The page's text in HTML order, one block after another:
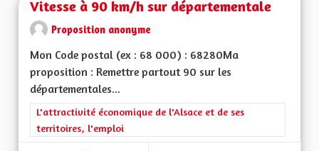
Vitesse à 90 km/h sur départementale
Proposition anonyme
Mon Code postal (ex : 68 000) : 68280Ma
proposition : Remettre partout 90 sur les
départementales...
Filtrer les résultats de la catégorie : L'attractivité
L'attractivité économique de l'Alsace et de ses
territoires, l'emploi